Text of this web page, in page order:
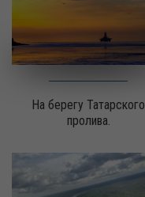
На берегу Татарского
пролива.